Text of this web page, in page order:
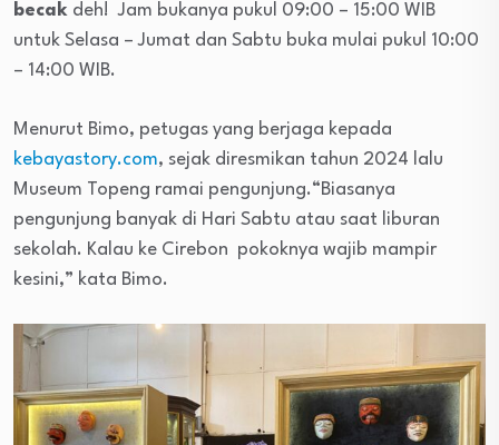
becak deh! Jam bukanya pukul 09:00 – 15:00 WIB
untuk Selasa – Jumat dan Sabtu buka mulai pukul 10:00
– 14:00 WIB.
Menurut Bimo, petugas yang berjaga kepada
kebayastory.com, sejak diresmikan tahun 2024 lalu
Museum Topeng ramai pengunjung.“Biasanya
pengunjung banyak di Hari Sabtu atau saat liburan
sekolah. Kalau ke Cirebon pokoknya wajib mampir
kesini,” kata Bimo.